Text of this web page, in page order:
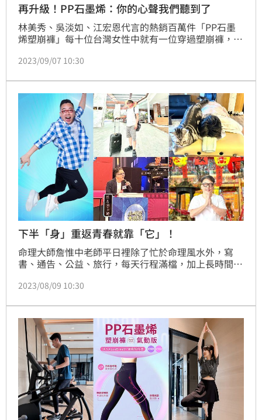
再升級！PP石墨烯：你的心聲我們聽到了
林美秀、吳淡如、江宏恩代言的熱銷百萬件「PP石墨
烯塑崩褲」每十位台灣女性中就有一位穿過塑崩褲，奠
式褲裙版，再進化到男生短褲版，許多網友在粉絲頁敲
心！！為何只有男生有短褲版」、「我也想要女生的短
褲版」、「平常不習慣穿裙子，有沒有短褲版？」、
「想送給媽媽，平常去菜市場也可以穿，兩件式的短褲
版比較方便」
2023/09/07 10:30
下半「身」重返青春就靠「它」！
命理大師詹惟中老師平日裡除了忙於命理風水外，寫
書、通告、公益、旅行，每天行程滿檔，加上長時間的
作，年近六十的他開始找方法維持精神和體力，一有空
更加倍，開始思考往後的下半「身」，如何過的舒適又
安心？
2023/08/09 10:30